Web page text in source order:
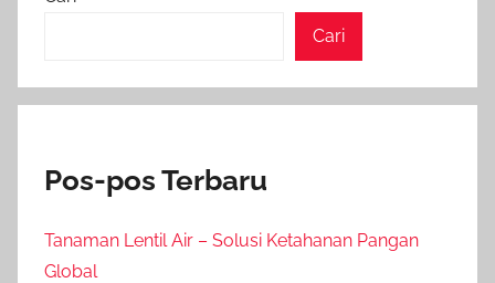
Cari
Pos-pos Terbaru
Tanaman Lentil Air – Solusi Ketahanan Pangan
Global